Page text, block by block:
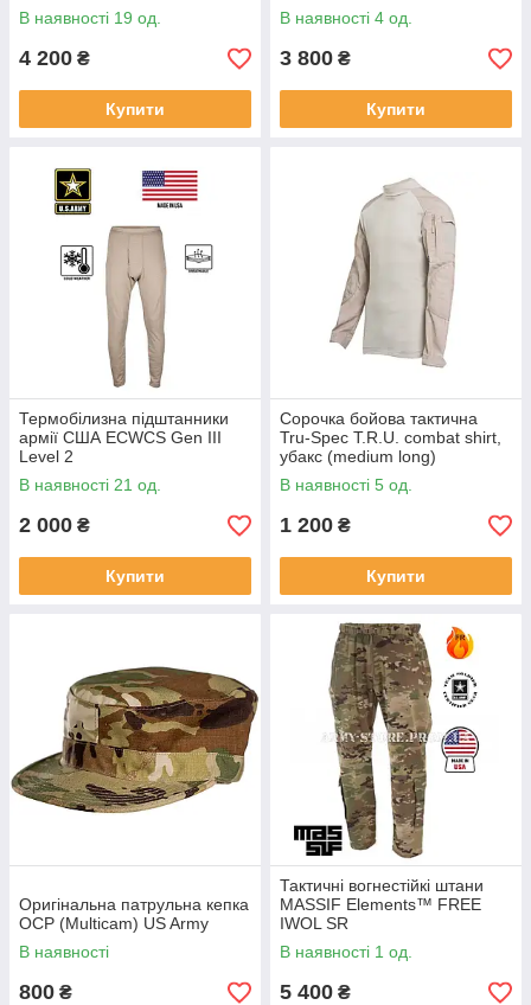
В наявності 19 од.
4 200 ₴
Купити
В наявності 4 од.
3 800 ₴
Купити
Термобілизна підштанники
армії США ECWCS Gen III
Level 2
В наявності 21 од.
2 000 ₴
Купити
Сорочка бойова тактична
Tru-Spec T.R.U. combat shirt,
убакс (medium long)
В наявності 5 од.
1 200 ₴
Купити
Оригінальна патрульна кепка
OCP (Multicam) US Army
В наявності
800 ₴
Тактичні вогнестійкі штани
MASSIF Elements™ FREE
IWOL SR
В наявності 1 од.
5 400 ₴